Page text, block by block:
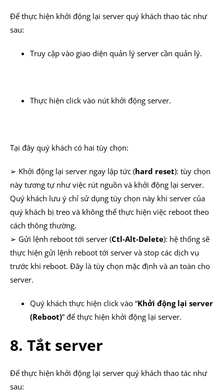
Để thực hiện khởi động lại server quý khách thao tác như
sau:
Truy cập vào giao diện quản lý server cần quản lý.
Thực hiện click vào nút khởi động server.
Tại đây quý khách có hai tùy chọn:
➢ Khởi động lại server ngay lập tức (hard reset): tùy chọn
này tương tự như việc rút nguồn và khởi động lại server.
Quý khách lưu ý chỉ sử dụng tùy chọn này khi server của
quý khách bị treo và không thể thực hiện việc reboot theo
cách thông thường.
➢ Gửi lệnh reboot tới server (Ctl-Alt-Delete): hệ thống sẽ
thực hiện gửi lệnh reboot tới server và stop các dịch vụ
trước khi reboot. Đây là tùy chọn mặc định và an toàn cho
server.
Quý khách thực hiện click vào “Khởi động lại server
(Reboot)” để thực hiện khởi động lại server.
8. Tắt server
Để thực hiện khởi động lại server quý khách thao tác như
sau: